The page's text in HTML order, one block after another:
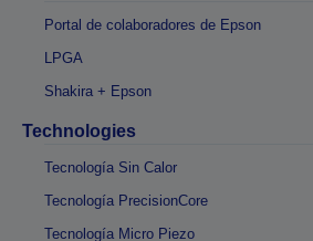
Portal de colaboradores de Epson
LPGA
Shakira + Epson
Technologies
Tecnología Sin Calor
Tecnología PrecisionCore
Tecnología Micro Piezo